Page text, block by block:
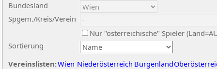
Sortierung
Bundesland
Spgem./Kreis/Verein
Nur "österreichische" Spieler
Vereinslisten:Wien Niederösterreich Burgenland